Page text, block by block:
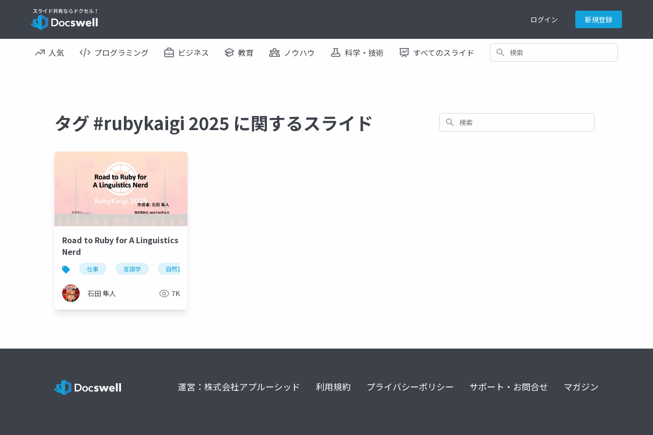
ログイン 新規登録
人気 プログラミング ビジネス 教育 ノウハウ 科学・技術 すべてのスライド 検索
タグ #rubykaigi 2025 に関するスライド 検索
Road to Ruby for A Linguistics
Nerd
仕事 言語学 自然言語
石田 隼人 7K
運営：株式会社アプルーシッド 利用規約 プライバシーポリシー サポート・お問合せ マガジン